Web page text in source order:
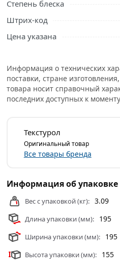
Защищает от интенсивных
водоотталкивающую пленку.
категорииПропитки
области.
Степень блеска
Штрих-код
Цена указана
Информация о технических
поставки, стране
товара носит справочный
последних доступных к
Текстурол
Оригинальный товар
Все товары бренда
Информация об упаковке
Вес с упаковкой (кг): 3.09
Длина упаковки (мм): 195
Ширина упаковки (мм): 195
Высота упаковки (мм): 155